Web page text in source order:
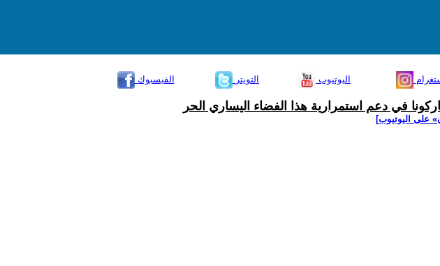
الفيسبوك
التويتر اليوتيوب
في دعم استمرارية هذا الفضاء اليساري الحر
على اليوتيوب]